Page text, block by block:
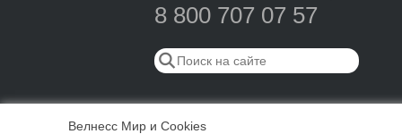
8 800 707 07 57
Велнесс Мир и Cookies